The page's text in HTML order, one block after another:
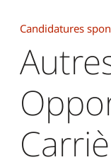
Candidatures